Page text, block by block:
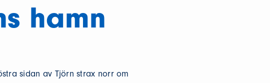
hamn
sidan av Tjörn strax norr om